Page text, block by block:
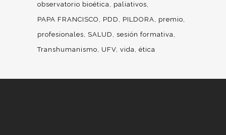
observatorio bioética
paliativos
PAPA FRANCISCO
PDD PILDORA
premio
profesionales
SALUD
sesión formativa
Transhumanismo
UFV vida ética